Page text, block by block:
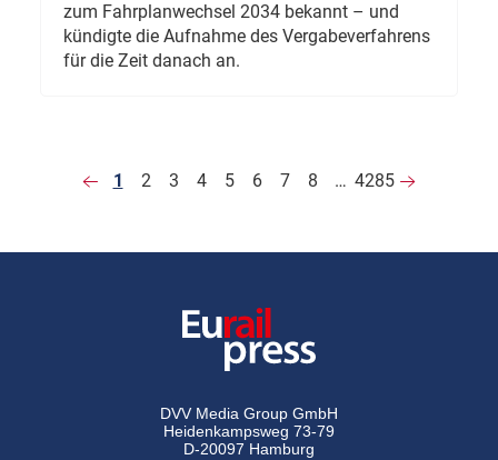
zum Fahrplanwechsel 2034 bekannt – und
kündigte die Aufnahme des Vergabeverfahrens
für die Zeit danach an.
1 2 3 4 5 6 7 8 … 4285
DVV Media Group GmbH
Heidenkampsweg 73-79
D-20097 Hamburg